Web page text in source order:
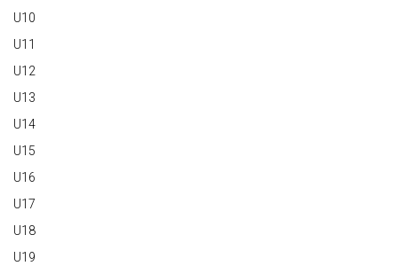
U10
U11
U12
U13
U14
U15
U16
U17
U18
U19